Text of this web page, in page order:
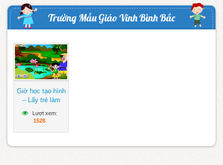
Trường Mẫu Giáo Vĩnh Bình Bắc
Giờ học tạo hình
– Lấy trẻ làm
Lượt xem:
1528